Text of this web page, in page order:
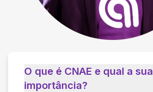
O que é CNAE e qual a sua
importância?